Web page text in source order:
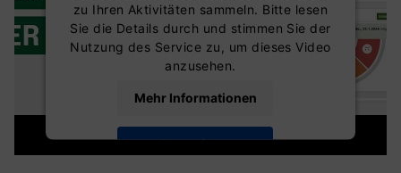
zu Ihren Aktivitäten sammeln. Bitte lesen
Sie die Details durch und stimmen Sie der
Nutzung des Service zu, um dieses Video
anzusehen.
Mehr Informationen
Akzeptieren